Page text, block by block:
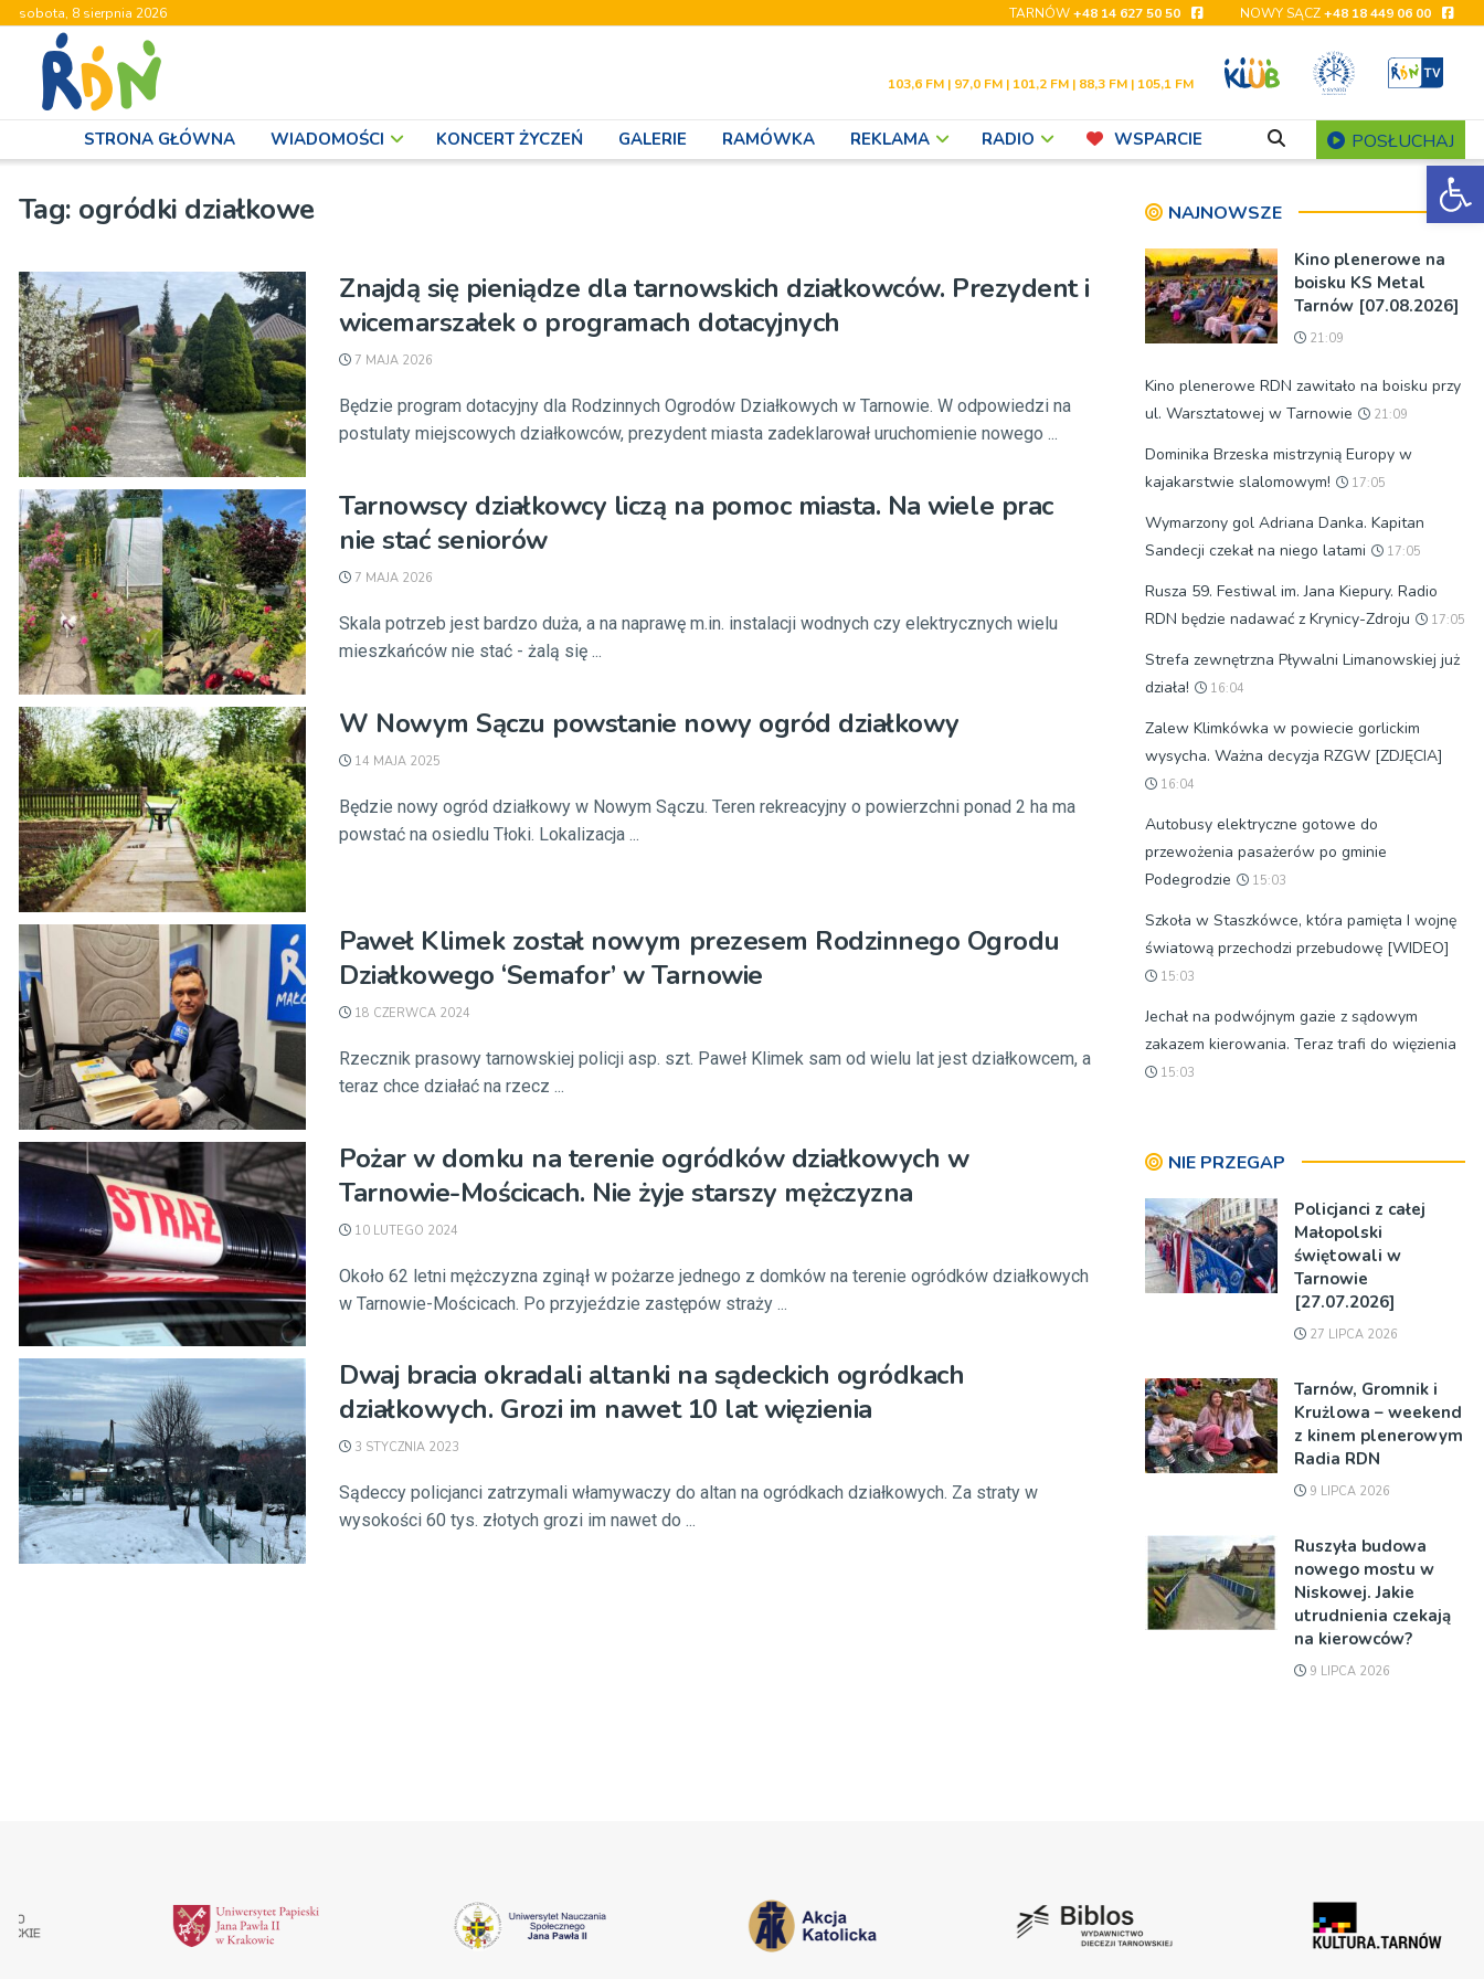
sobota, 8 sierpnia 2026 TARNÓW+48 14 627 50 50 NOWY SĄCZ+48 18 449 06 00
103,6 FM | 97,0 FM | 101,2 FM | 88,3 FM | 105,1 FM
STRONA GŁÓWNA WIADOMOŚCI KONCERT ŻYCZEŃ GALERIE RAMÓWKA REKLAMA RADIO WSPARCIE POSŁUCHAJ
Tag: ogródki działkowe
Znajdą się pieniądze dla tarnowskich działkowców. Prezydent i
wicemarszałek o programach dotacyjnych
7 MAJA 2026
Będzie program dotacyjny dla Rodzinnych Ogrodów Działkowych w Tarnowie. W odpowiedzi na
postulaty miejscowych działkowców, prezydent miasta zadeklarował uruchomienie nowego ...
Tarnowscy działkowcy liczą na pomoc miasta. Na wiele prac
nie stać seniorów
7 MAJA 2026
Skala potrzeb jest bardzo duża, a na naprawę m.in. instalacji wodnych czy elektrycznych wielu
mieszkańców nie stać - żalą się ...
W Nowym Sączu powstanie nowy ogród działkowy
14 MAJA 2025
Będzie nowy ogród działkowy w Nowym Sączu. Teren rekreacyjny o powierzchni ponad 2 ha ma
powstać na osiedlu Tłoki. Lokalizacja ...
Paweł Klimek został nowym prezesem Rodzinnego Ogrodu
Działkowego ‘Semafor’ w Tarnowie
18 CZERWCA 2024
Rzecznik prasowy tarnowskiej policji asp. szt. Paweł Klimek sam od wielu lat jest działkowcem, a
teraz chce działać na rzecz ...
Pożar w domku na terenie ogródków działkowych w
Tarnowie-Mościcach. Nie żyje starszy mężczyzna
10 LUTEGO 2024
Około 62 letni mężczyzna zginął w pożarze jednego z domków na terenie ogródków działkowych
w Tarnowie-Mościcach. Po przyjeździe zastępów straży ...
Dwaj bracia okradali altanki na sądeckich ogródkach
działkowych. Grozi im nawet 10 lat więzienia
3 STYCZNIA 2023
Sądeccy policjanci zatrzymali włamywaczy do altan na ogródkach działkowych. Za straty w
wysokości 60 tys. złotych grozi im nawet do ...
NAJNOWSZE
Kino plenerowe na
boisku KS Metal
Tarnów [07.08.2026]
21:09
Kino plenerowe RDN zawitało na boisku przy
ul. Warsztatowej w Tarnowie
21:09
Dominika Brzeska mistrzynią Europy w
kajakarstwie slalomowym!
17:05
Wymarzony gol Adriana Danka. Kapitan
Sandecji czekał na niego latami
17:05
Rusza 59. Festiwal im. Jana Kiepury. Radio
RDN będzie nadawać z Krynicy-Zdroju
17:05
Strefa zewnętrzna Pływalni Limanowskiej już
działa!
16:04
Zalew Klimkówka w powiecie gorlickim
wysycha. Ważna decyzja RZGW [ZDJĘCIA]
16:04
Autobusy elektryczne gotowe do
przewożenia pasażerów po gminie
Podegrodzie
15:03
Szkoła w Staszkówce, która pamięta I wojnę
światową przechodzi przebudowę [WIDEO]
15:03
Jechał na podwójnym gazie z sądowym
zakazem kierowania. Teraz trafi do więzienia
15:03
NIE PRZEGAP
Policjanci z całej
Małopolski
świętowali w
Tarnowie
[27.07.2026]
27 LIPCA 2026
Tarnów, Gromnik i
Krużlowa – weekend
z kinem plenerowym
Radia RDN
9 LIPCA 2026
Ruszyła budowa
nowego mostu w
Niskowej. Jakie
utrudnienia czekają
na kierowców?
9 LIPCA 2026